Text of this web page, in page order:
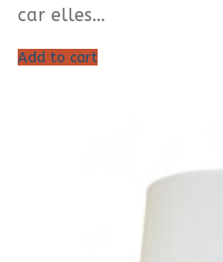
car elles…
Add to cart